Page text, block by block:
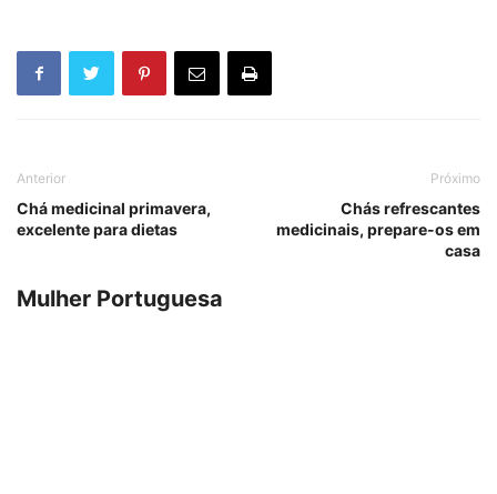
Anterior
Chá medicinal primavera,
excelente para dietas
Próximo
Chás refrescantes
medicinais, prepare-os em
casa
Mulher Portuguesa